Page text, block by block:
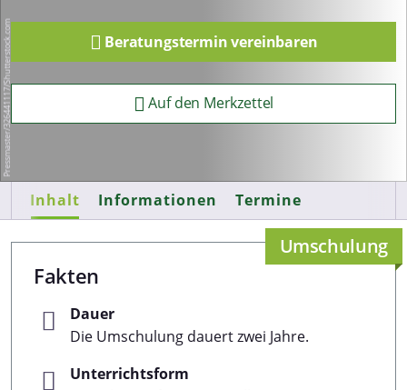
Beratungstermin vereinbaren
Auf den Merkzettel
Pressmaster/326441117/Shutterstock.com
Inhalt Informationen Termine
Fakten
Umschulung
Dauer
Die Umschulung dauert zwei Jahre.
Unterrichtsform